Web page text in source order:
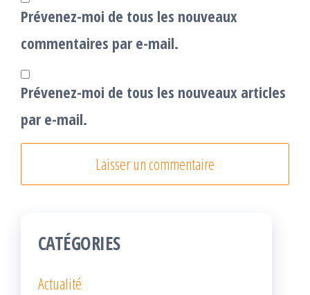
Prévenez-moi de tous les nouveaux
commentaires par e-mail.
Prévenez-moi de tous les nouveaux articles
par e-mail.
CATÉGORIES
Actualité